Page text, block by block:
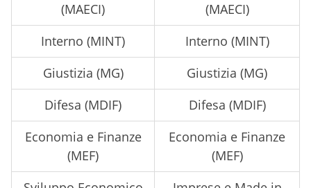
(MAECI)
(MAECI)
Interno (MINT)
Interno (MINT)
Giustizia (MG)
Giustizia (MG)
Difesa (MDIF)
Difesa (MDIF)
Economia e Finanze
(MEF)
Economia e Finanze
(MEF)